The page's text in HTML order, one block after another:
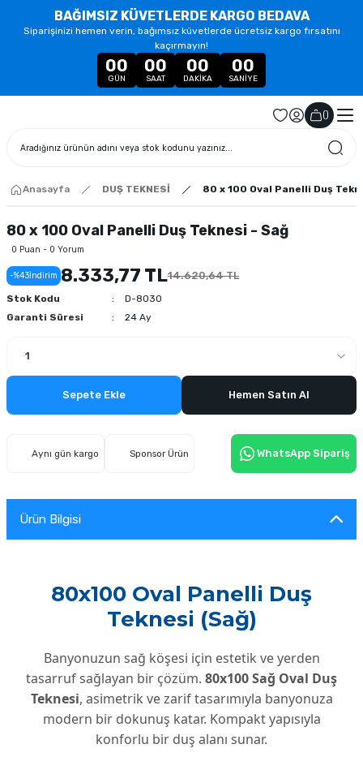
BAĞIMSIZ KÜVETLERDE KARGO BEDAVA
Siparişinizi hemen verin, bağımsız küvetlerde ücretsiz kargo fırsatını
kaçırmayın!
00
GÜN
00
SAAT
00
DAKIKA
00
SANIYE
()
Anasayfa DUŞ TEKNESİ 80 x 100 Oval Panelli Duş
80 x 100 Oval Panelli Duş Teknesi - Sağ
0 Puan - 0 Yorum
-%43İndirim 8.333,77 TL14.620,64 TL
Stok Kodu
D-8030
Garanti Süresi
24 Ay
Sepete Ekle Hemen Satın Al
Aynı gün kargo Sponsor Ürün WhatsApp Sipariş
Ürün Bilgisi
80x100 Oval Panelli Duş
Teknesi (Sağ)
Banyonuzun sağ köşesi için estetik ve yerden
tasarruf sağlayan bir çözüm. 80x100 Sağ Oval Duş
Teknesi, asimetrik ve zarif tasarımıyla banyonuza
modern bir dokunuş katar. Kompakt yapısıyla
konforlu bir duş alanı sunar.